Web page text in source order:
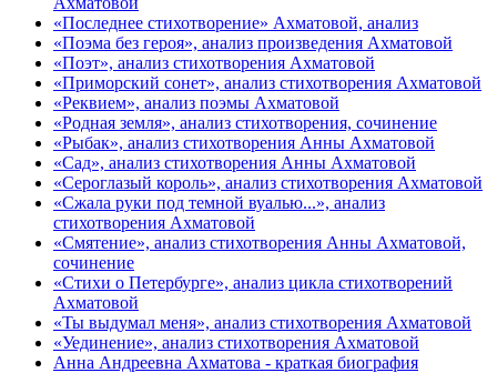
«Последнее стихотворение» Ахматовой, анализ
«Поэма без героя», анализ произведения Ахматовой
«Поэт», анализ стихотворения Ахматовой
«Приморский сонет», анализ стихотворения Ахматовой
«Реквием», анализ поэмы Ахматовой
«Родная земля», анализ стихотворения, сочинение
«Рыбак», анализ стихотворения Анны Ахматовой
«Сад», анализ стихотворения Анны Ахматовой
«Сероглазый король», анализ стихотворения Ахматовой
«Сжала руки под темной вуалью...», анализ
стихотворения Ахматовой
«Смятение», анализ стихотворения Анны Ахматовой,
сочинение
«Стихи о Петербурге», анализ цикла стихотворений
Ахматовой
«Ты выдумал меня», анализ стихотворения Ахматовой
«Уединение», анализ стихотворения Ахматовой
Анна Андреевна Ахматова - краткая биография